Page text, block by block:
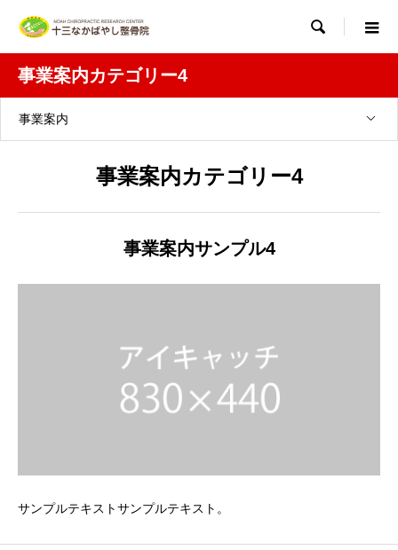

事業案内カテゴリー4
事業案内
事業案内カテゴリー4
事業案内サンプル4
サンプルテキストサンプルテキスト。